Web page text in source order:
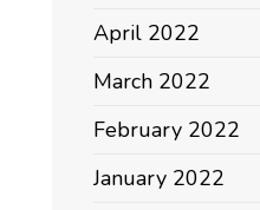
April 2022
March 2022
February 2022
January 2022